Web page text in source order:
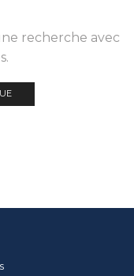
recherche avec